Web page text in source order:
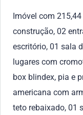
Imóvel com 215,44
construção, 02
escritório, 01 sala
lugares com
box blindex, pia e
americana com
teto rebaixado, 01